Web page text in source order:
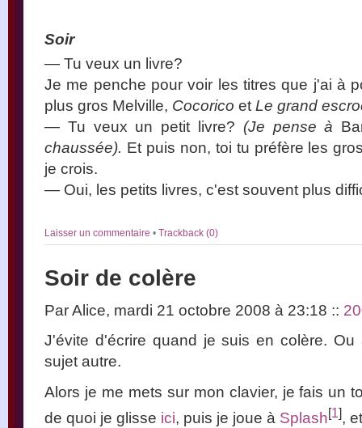
Soir
— Tu veux un livre?
Je me penche pour voir les titres que j'ai à
plus gros Melville, Cocorico et Le grand
— Tu veux un petit livre? (Je pense à
chaussée). Et puis non, toi tu préfère les
je crois.
— Oui, les petits livres, c'est souvent plus
Laisser un commentaire • Trackback (0)
Soir de colère
Par Alice, mardi 21 octobre 2008 à 23:18 ::
J'évite d'écrire quand je suis en colère.
sujet autre.
Alors je me mets sur mon clavier, je fais un
de quoi je glisse ici, puis je joue à Splash[1],